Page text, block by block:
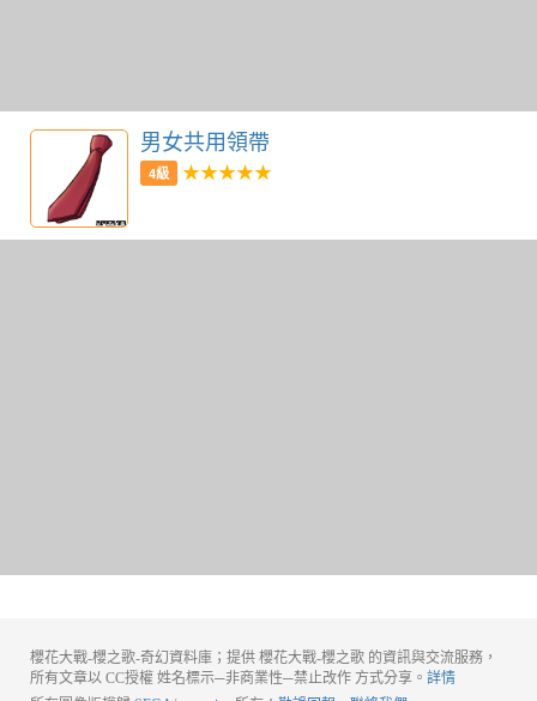
男女共用領帶
4級 ★★★★★
櫻花大戰-櫻之歌-奇幻資料庫；提供 櫻花大戰-櫻之歌 的資訊與交流服務，
所有文章以 CC授權 姓名標示─非商業性─禁止改作 方式分享。 詳情